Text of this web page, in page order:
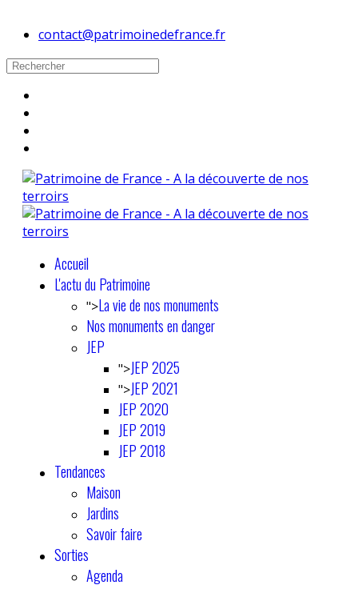
contact@patrimoinedefrance.fr
Accueil
L'actu du Patrimoine
">La vie de nos monuments
Nos monuments en danger
JEP
">JEP 2025
">JEP 2021
JEP 2020
JEP 2019
JEP 2018
Tendances
Maison
Jardins
Savoir faire
Sorties
Agenda